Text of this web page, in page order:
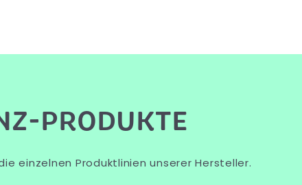
PRODUKTE
einzelnen Produktlinien unserer Hersteller.